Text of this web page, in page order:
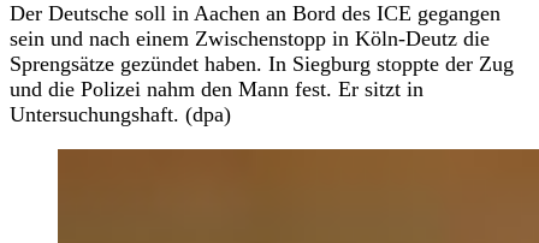
Der Deutsche soll in Aachen an Bord des ICE gegangen
sein und nach einem Zwischenstopp in Köln-Deutz die
Sprengsätze gezündet haben. In Siegburg stoppte der Zug
und die Polizei nahm den Mann fest. Er sitzt in
Untersuchungshaft. (dpa)